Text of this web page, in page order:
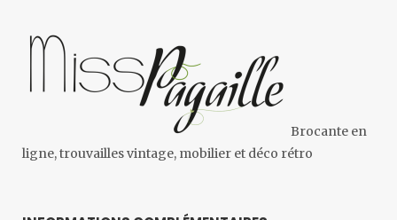
Brocante en
ligne, trouvailles vintage, mobilier et déco rétro